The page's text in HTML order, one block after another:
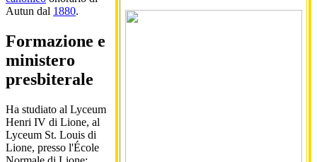
Autun dal 1880.
Formazione e
ministero
presbiterale
Ha studiato al Lyceum
Henri IV di Lione, al
Lyceum St. Louis di
Lione, presso l'École